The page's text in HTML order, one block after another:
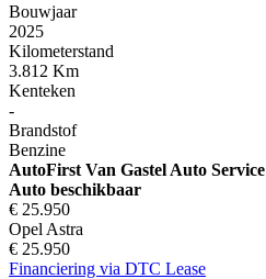
Bouwjaar
2025
Kilometerstand
3.812 Km
Kenteken
-
Brandstof
Benzine
AutoFirst Van Gastel Auto Service
Auto beschikbaar
€ 25.950
Opel Astra
€ 25.950
Financiering via DTC Lease